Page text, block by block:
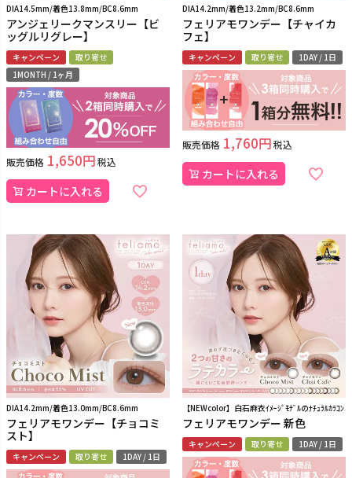
DIA14.5mm/着色13.8mm/BC8.6mm
アンジェリークマンスリー【ビ
ッグルリグレー】
キャンペーン
取り寄せ
1MONTH / 1ヶ月
販売価格 1,650 税込
カートに入れる
DIA14.2mm/着色13.2mm/BC8.6mm
フェリアモワンデー【チャイカ
フェ】
キャンペーン 取り寄せ 1DAY / 1日
販売価格 1,760 税込
カートに入れる
DIA14.2mm/着色13.0mm/BC8.6mm
フェリアモワンデー【チョコミ
スト】
キャンペーン 取り寄せ 1DAY / 1日
【NEWcolor】白石麻衣ｲﾒｰｼﾞﾓﾃﾞﾙのﾅﾁｭﾗﾙｶﾗｺﾝ
フェリアモワンデー 新色
キャンペーン 取り寄せ 1DAY / 1日